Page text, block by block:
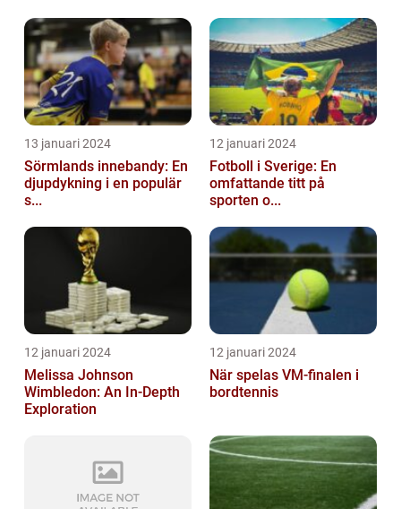
13 januari 2024
Sörmlands innebandy: En
djupdykning i en populär
s...
12 januari 2024
Fotboll i Sverige: En
omfattande titt på
sporten o...
12 januari 2024
Melissa Johnson
Wimbledon: An In-Depth
Exploration
12 januari 2024
När spelas VM-finalen i
bordtennis